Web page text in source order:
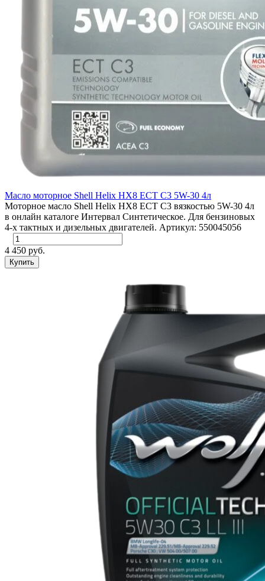
Масло моторное Shell Helix HX8 ECT C3 5W-30 4л
Моторное масло Shell Helix HX8 ECT С3 вязкостью 5W-30 4л
в онлайн каталоге Интервал Синтетическое. Для бензиновых
4-х тактных и дизельных двигателей. Артикул: 550045056
4 450 руб.
Купить